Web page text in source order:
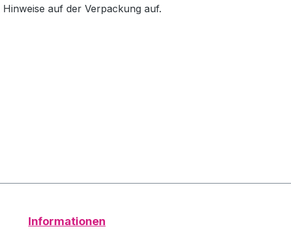
auf der Verpackung auf.
Informationen